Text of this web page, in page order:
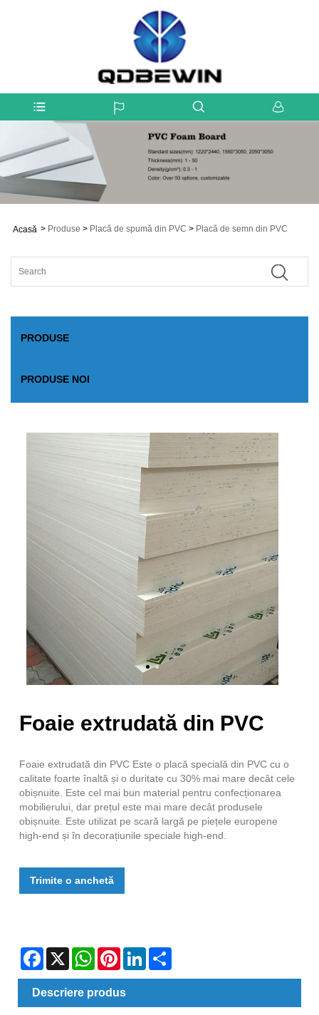
Acasă > Produse > Placă de spumă din PVC > Placă de semn din PVC
PRODUSE
PRODUSE NOI
Foaie extrudată din PVC
Foaie extrudată din PVC Este o placă specială din PVC cu o
calitate foarte înaltă și o duritate cu 30% mai mare decât cele
obișnuite. Este cel mai bun material pentru confecționarea
mobilierului, dar prețul este mai mare decât produsele
obișnuite. Este utilizat pe scară largă pe piețele europene
high-end și în decorațiunile speciale high-end.
Trimite o anchetă
Facebook
X WhatsAppPinterestLinkedIn
Descriere produs